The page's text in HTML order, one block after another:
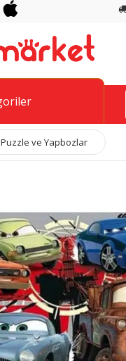
Puzzle ve Yapbozlar